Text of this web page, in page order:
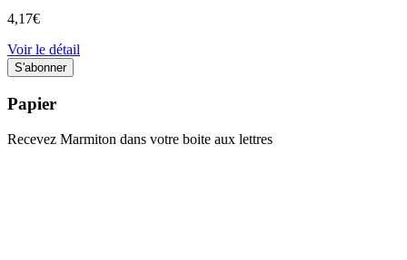
4,17€
Voir le détail
Papier
Recevez Marmiton dans votre boite aux lettres